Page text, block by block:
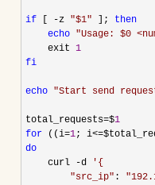
if [ -z "$1" ]; then
echo "Usage: $0
    exit
1
fi
echo "Start send
total_requests=$1
for ((i=1;
do
    curl
-d ' {
"src_ip" : "